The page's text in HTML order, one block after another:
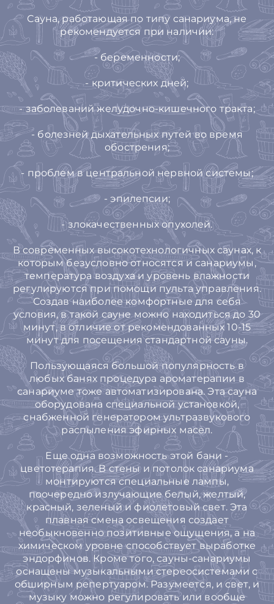
Сауна, работающая по типу санариума, не
рекомендуется при наличии:
- беременности;
- критических дней;
- заболеваний желудочно-кишечного тракта;
- болезней дыхательных путей во время
обострения;
- проблем в центральной нервной системы;
- эпилепсии;
- злокачественных опухолей.
В современных высокотехнологичных саунах, к
которым безусловно относятся и санариумы,
температура воздуха и уровень влажности
регулируются при помощи пульта управления.
Создав наиболее комфортные для себя
условия, в такой сауне можно находиться до 30
минут, в отличие от рекомендованных 10-15
минут для посещения стандартной сауны.
Пользующаяся большой популярность в
любых банях процедура ароматерапии в
санариуме тоже автоматизирована. Эта сауна
оборудована специальной установкой,
снабженной генератором ультразвукового
распыления эфирных масел.
Еще одна возможность этой бани -
цветотерапия. В стены и потолок санариума
монтируются специальные лампы,
поочередно излучающие белый, желтый,
красный, зеленый и фиолетовый свет. Эта
плавная смена освещения создает
необыкновенно позитивные ощущения, а на
химическом уровне способствует выработке
эндорфинов. Кроме того, сауны-санариумы
оснащены музыкальными стереосистемами с
обширным репертуаром. Разумеется, и свет, и
музыку можно регулировать или вообще